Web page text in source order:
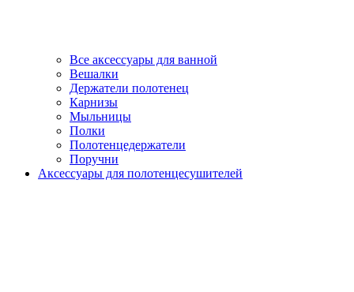
Все аксессуары для ванной
Вешалки
Держатели полотенец
Карнизы
Мыльницы
Полки
Полотенцедержатели
Поручни
Аксессуары для полотенцесушителей